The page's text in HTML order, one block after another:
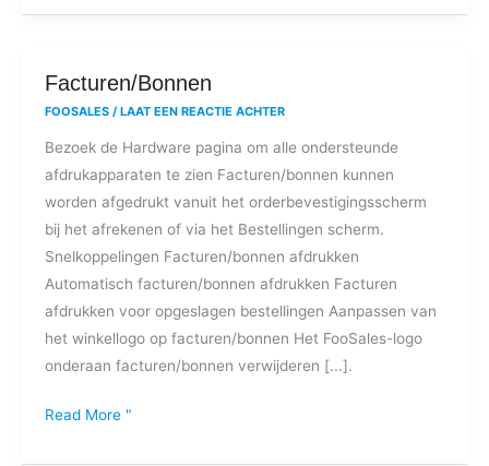
Facturen/Bonnen
FOOSALES / LAAT EEN REACTIE ACHTER
Bezoek de Hardware pagina om alle ondersteunde
afdrukapparaten te zien Facturen/bonnen kunnen
worden afgedrukt vanuit het orderbevestigingsscherm
bij het afrekenen of via het Bestellingen scherm.
Snelkoppelingen Facturen/bonnen afdrukken
Automatisch facturen/bonnen afdrukken Facturen
afdrukken voor opgeslagen bestellingen Aanpassen van
het winkellogo op facturen/bonnen Het FooSales-logo
onderaan facturen/bonnen verwijderen [...].
Facturen/Bonnen
Read More "